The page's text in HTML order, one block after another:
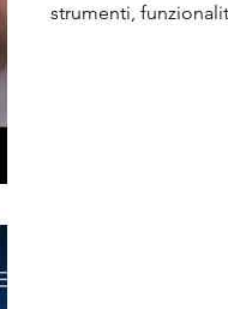
strumenti,